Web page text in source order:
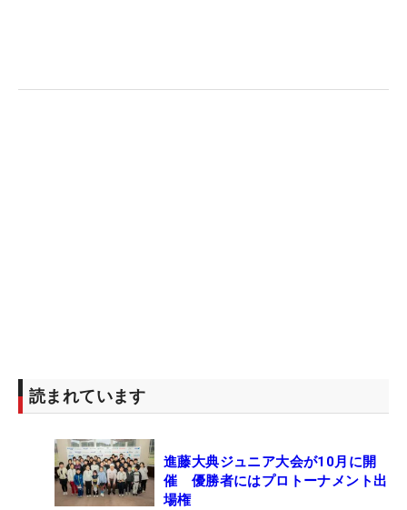
読まれています
進藤大典ジュニア大会が10月に開
催 優勝者にはプロトーナメント出
場権